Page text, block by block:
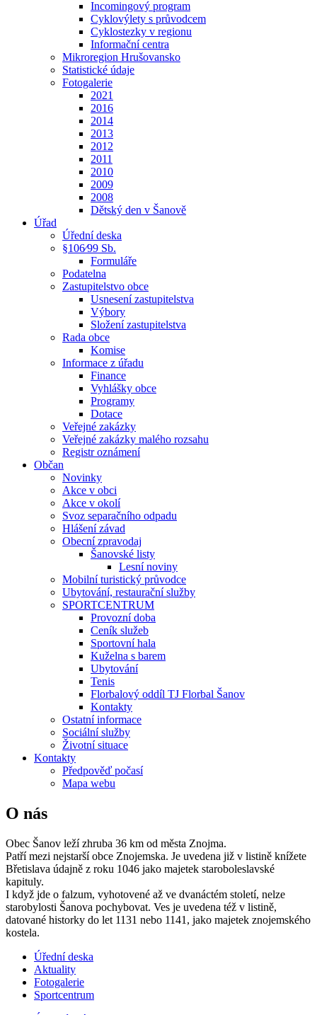
Incomingový program
Cyklovýlety s průvodcem
Cyklostezky v regionu
Informační centra
Mikroregion Hrušovansko
Statistické údaje
Fotogalerie
2021
2016
2014
2013
2012
2011
2010
2009
2008
Dětský den v Šanově
Úřad
Úřední deska
§106⁄99 Sb.
Formuláře
Podatelna
Zastupitelstvo obce
Usnesení zastupitelstva
Výbory
Složení zastupitelstva
Rada obce
Komise
Informace z úřadu
Finance
Vyhlášky obce
Programy
Dotace
Veřejné zakázky
Veřejné zakázky malého rozsahu
Registr oznámení
Občan
Novinky
Akce v obci
Akce v okolí
Svoz separačního odpadu
Hlášení závad
Obecní zpravodaj
Šanovské listy
Lesní noviny
Mobilní turistický průvodce
Ubytování, restaurační služby
SPORTCENTRUM
Provozní doba
Ceník služeb
Sportovní hala
Kuželna s barem
Ubytování
Tenis
Florbalový oddíl TJ Florbal Šanov
Kontakty
Ostatní informace
Sociální služby
Životní situace
Kontakty
Předpověď počasí
Mapa webu
O nás
Obec Šanov leží zhruba 36 km od města Znojma.
Patří mezi nejstarší obce Znojemska. Je uvedena již v listině knížete
Břetislava údajně z roku 1046 jako majetek staroboleslavské
kapituly.
I když jde o falzum, vyhotovené až ve dvanáctém století, nelze
starobylosti Šanova pochybovat. Ves je uvedena též v listině,
datované historky do let 1131 nebo 1141, jako majetek znojemského
kostela.
Úřední deska
Aktuality
Fotogalerie
Sportcentrum